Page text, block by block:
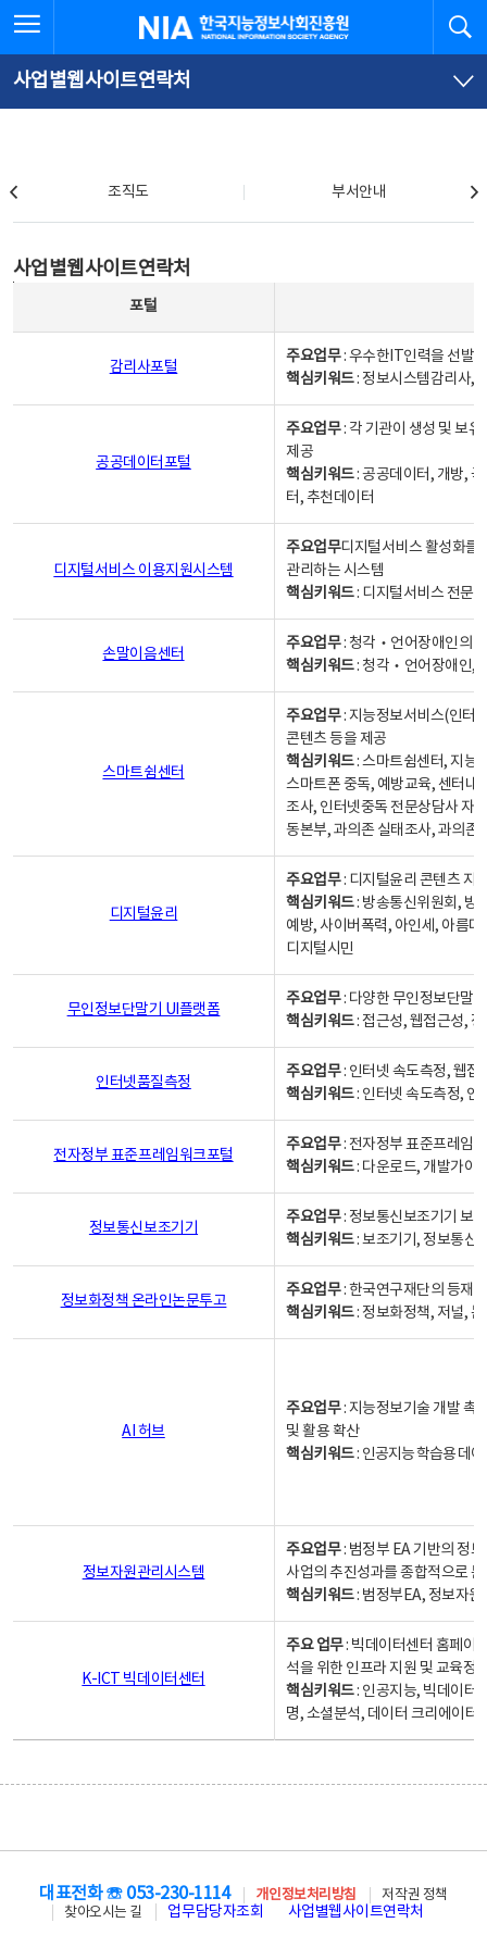
문
로
가
체
뉴
바
가
한국지능정보사회진흥원
사업별웹사이트연락처
조직도 부서안내
사업별웹사이트연락처
포털
감리사포털
주요업무: 우수한IT인력을 선발
핵심키워드: 정보시스템감리사,
공공데이터포털
주요업무: 각 기관이 생성 및 보
제공
핵심키워드: 공공데이터, 개방,
터, 추천데이터
디지털서비스 이용지원시스템
주요업무디지털서비스 활성화를
관리하는 시스템
핵심키워드: 디지털서비스 전문
손말이음센터
주요업무: 청각‧언어장애인의
핵심키워드: 청각‧언어장애인,
스마트쉼센터
주요업무: 지능정보서비스(인터
콘텐츠 등을 제공
핵심키워드: 스마트쉼센터, 지능
스마트폰 중독, 예방교육, 센터내
조사, 인터넷중독 전문상담사 자
동본부, 과의존 실태조사, 과의존
디지털윤리
주요업무: 디지털윤리 콘텐츠 지
핵심키워드: 방송통신위원회, 방
예방, 사이버폭력, 아인세, 아름
디지털시민
무인정보단말기 UI플랫폼
주요업무: 다양한 무인정보단말
핵심키워드: 접근성, 웹접근성,
인터넷품질측정
주요업무: 인터넷 속도측정, 웹접
핵심키워드: 인터넷 속도측정, 인
전자정부 표준프레임워크포털
주요업무: 전자정부 표준프레임
핵심키워드: 다운로드, 개발가이
정보통신보조기기
주요업무: 정보통신보조기기 보
핵심키워드: 보조기기, 정보통신
정보화정책 온라인논문투고
주요업무: 한국연구재단의 등재
핵심키워드: 정보화정책, 저널,
AI 허브
주요업무: 지능정보기술 개발 촉
및 활용 확산
핵심키워드: 인공지능 학습용 데
정보자원관리시스템
주요업무: 범정부 EA 기반의 정
사업의 추진성과를 종합적으로
핵심키워드: 범정부EA, 정보자
K-ICT 빅데이터센터
주요 업무: 빅데이터센터 홈페이
석을 위한 인프라 지원 및 교육정
핵심키워드: 인공지능, 빅데이터,
명, 소셜분석, 데이터 크리에이터
대표전화 ☏ 053-230-1114 개인정보처리방침
저작권 정책
찾아오시는 길
업무담당자조회 사업별웹사이트연락처